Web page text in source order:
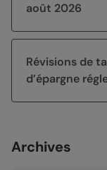
août 2026
Révisions de
d’épargne
Archives